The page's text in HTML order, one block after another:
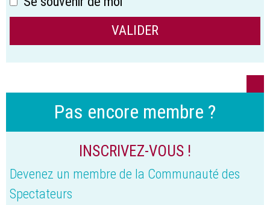
Pas encore membre ?
INSCRIVEZ-VOUS !
Devenez un membre de la Communauté des
Spectateurs